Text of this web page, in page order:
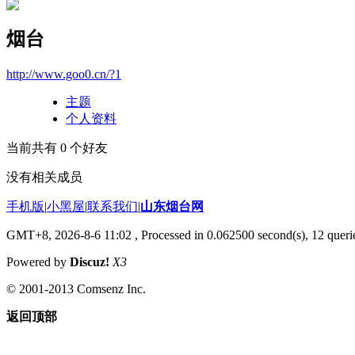
烟台
http://www.goo0.cn/?1
主题
个人资料
当前共有 0 个好友
没有相关成员
手机版|小黑屋|联系我们|山东烟台网
GMT+8, 2026-8-6 11:02 , Processed in 0.062500 second(s), 12
Powered by Discuz! X3
© 2001-2013 Comsenz Inc.
返回顶部